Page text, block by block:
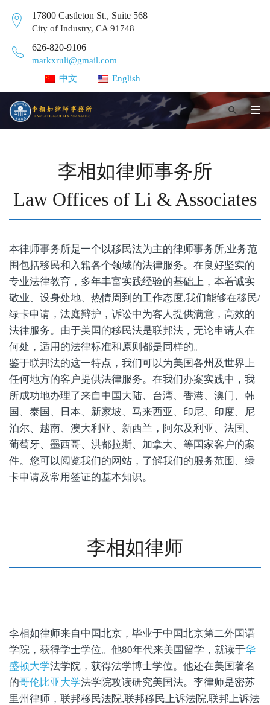
17800 Castleton St., Suite 568
City of Industry, CA 91748
626-820-9106
markxruli@gmail.com
中文
English
李相如律师事务所
Law Offices of Li & Associates
本律师事务所是一个以移民法为主的律师事务所,业务范
围包括移民和入籍各个领域的法律服务。在良好坚实的
专业法律教育，多年丰富实践经验的基础上，本着诚实
敬业、设身处地、热情周到的工作态度,我们能够在移民/
绿卡申请，法庭辩护，诉讼中为客人提供满意，高效的
法律服务。由于美国的移民法是联邦法，无论申请人在
何处，适用的法律标准和原则都是同样的。
鉴于联邦法的这一特点，我们可以为美国各州及世界上
任何地方的客户提供法律服务。在我们办案实践中，我
所成功地办理了来自中国大陆、台湾、香港、澳门、韩
国、泰国、日本、新家坡、马来西亚、印尼、印度、尼
泊尔、越南、澳大利亚、新西兰，阿尔及利亚、法国、
葡萄牙、墨西哥、洪都拉斯、加拿大、等国家客户的案
件。您可以阅览我们的网站，了解我们的服务范围、绿
卡申请及常用签证的基本知识。
李相如律师
李相如律师来自中国北京，毕业于中国北京第二外国语
学院，获得学士学位。他80年代来美国留学，就读于华
盛顿大学法学院，获得法学博士学位。他还在美国著名
的哥伦比亚大学法学院攻读研究美国法。李律师是密苏
里州律师，联邦移民法院,联邦移民上诉法院,联邦上诉法